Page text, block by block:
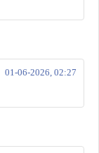
01-06-2026, 02:27